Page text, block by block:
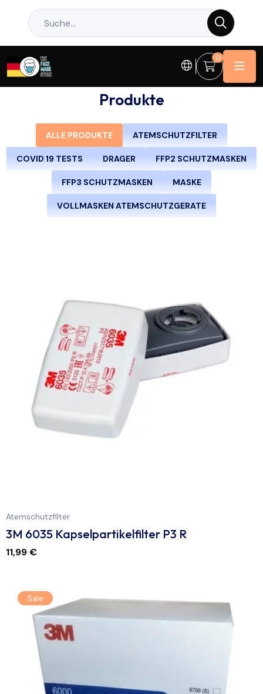
0
Produkte
ALLE PRODUKTE ATEMSCHUTZFILTER
COVID 19 TESTS DRAGER FFP2 SCHUTZMASKEN
FFP3 SCHUTZMASKEN MASKE
VOLLMASKEN ATEMSCHUTZGERATE
Atemschutzfilter
3M 6035 Kapselpartikelfilter P3 R
11,99€
Sale